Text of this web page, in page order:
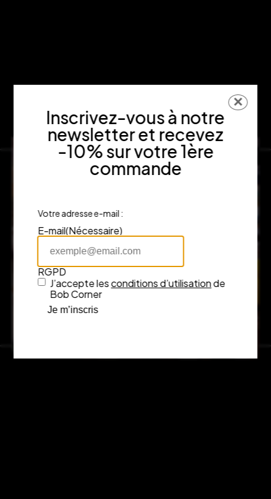
Inscrivez-vous à notre
newsletter et recevez
-10% sur votre 1ère
commande
Votre adresse e-mail :
E-mail(Nécessaire)
RGPD
J’accepte lesconditions d’utilisationde
Bob Corner
Je m’inscris
✕